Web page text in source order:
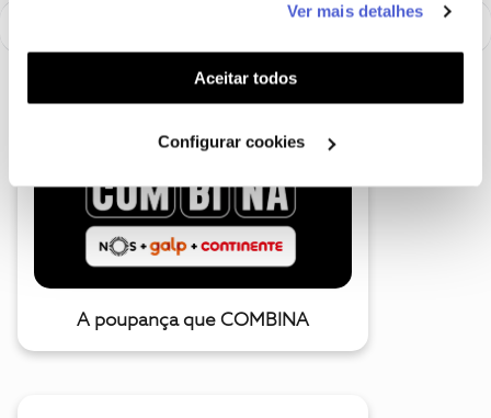
funcionalidades (cookies de personalização e
funcionalidade) e adaptar anúncios aos seus interesses
(cookies de publicidade personalizada). Pode gerir a
utilização dos cookies clicando em "Configurar
Ver mais detalhes
Aceitar todos
Configurar cookies
A poupança que COMBINA